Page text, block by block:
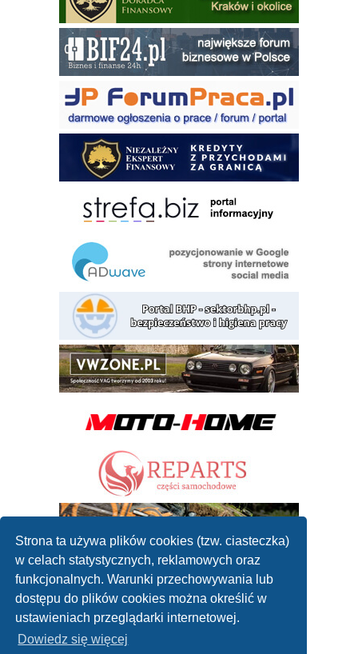
Strona ta używa plików cookies (tzw. ciasteczka)
w celach statystycznych, reklamowych oraz
funkcjonalnych. Warunki przechowywania lub
dostępu do plików cookies można określić w
ustawieniach przeglądarki internetowej.
Dowiedz się więcej